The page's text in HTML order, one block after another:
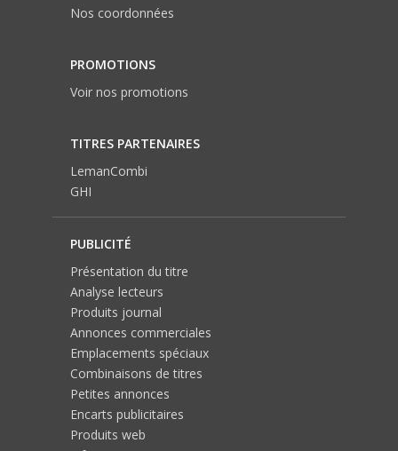
Nos coordonnées
PROMOTIONS
Voir nos promotions
TITRES PARTENAIRES
LemanCombi
GHI
PUBLICITÉ
Présentation du titre
Analyse lecteurs
Produits journal
Annonces commerciales
Emplacements spéciaux
Combinaisons de titres
Petites annonces
Encarts publicitaires
Produits web